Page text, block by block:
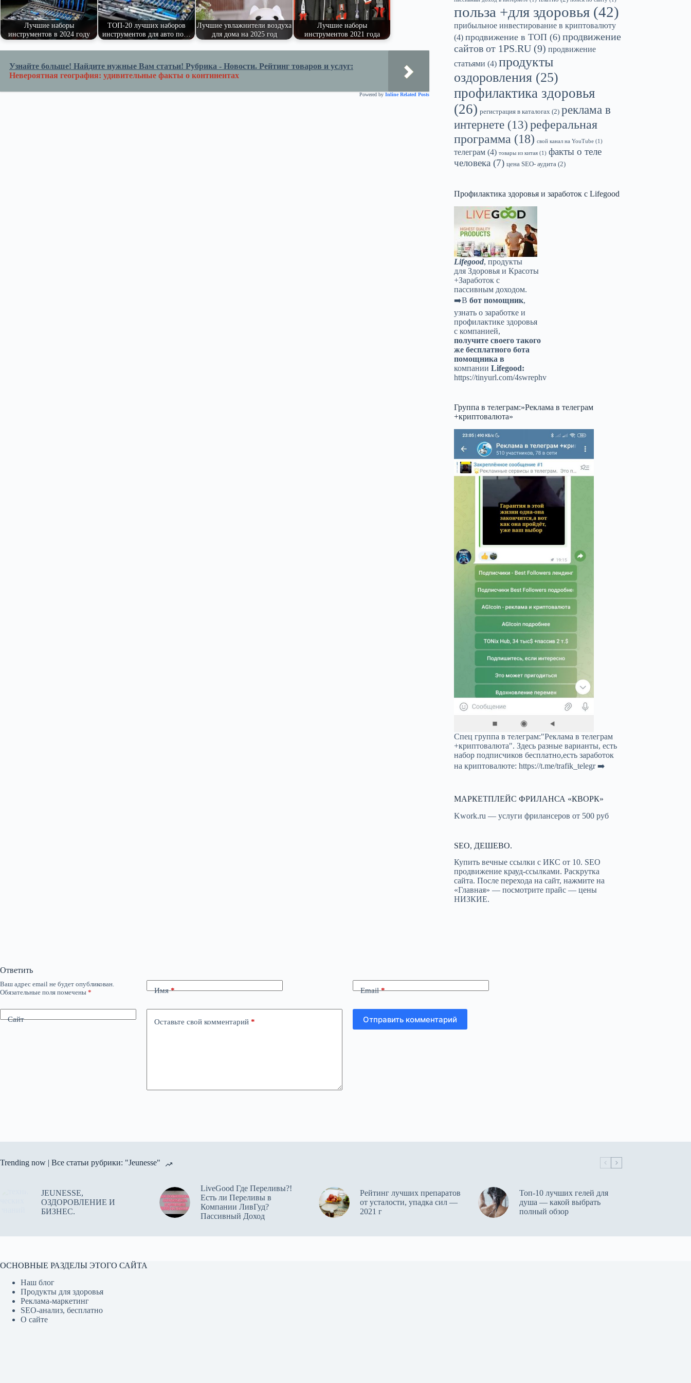
ni
ki
Лучшие наборы
инструментов в 2024 году
ТОП-20 лучших наборов
инструментов для авто по…
Лучшие увлажнители воздуха
для дома на 2025 год
Лучшие наборы
инструментов 2021 года
Узнайте больше! Найдите нужные Вам статьи! Рубрика - Новости. Рейтинг товаров и услуг:
Невероятная география: удивительные факты о континентах
Powered by Inline Related Posts
польза +для здоровья (42)
прибыльное инвестирование в криптовалюту
(4) продвижение в ТОП (6) продвижение
сайтов от 1PS.RU (9) продвижение
статьями (4) продукты
оздоровления (25)
профилактика здоровья
(26) регистрация в каталогах (2) реклама в
интернете (13) реферальная
программа (18) свой канал на YouTube (1)
телеграм (4) товары из китая (1) факты о теле
человека (7) цена SEO- аудита (2)
Профилактика здоровья и заработок с Lifegood
Lifegood, продукты
для Здоровья и Красоты
+Заработок с
пассивным доходом.
➡️Вбот помощник,
узнать о заработке и
профилактике здоровья
с компанией,
получите своего такого
же бесплатного бота
помощника в
компанииLifegood:
https://tinyurl.com/4swrephv
Группа в телеграм:»Реклама в телеграм
+криптовалюта»
Спец группа в телеграм:"Реклама в телеграм
+криптовалюта". Здесь разные варианты, есть
набор подписчиков бесплатно,есть заработок
на криптовалюте:https://t.me/trafik_telegr➡️
МАРКЕТПЛЕЙС ФРИЛАНСА «КВОРК»
Kwork.ru — услуги фрилансеров от 500 руб
SEO, ДЕШЕВО.
Купить вечные ссылки с ИКС от 10. SEO
продвижение крауд-ссылками. Раскрутка
сайта. После перехода на сайт, нажмите на
«Главная» — посмотрите прайс — цены
НИЗКИЕ.
Ответить
Ваш адрес email не будет опубликован.
Обязательные поля помечены * Имя* Email*
Сайт Оставьте свой комментарий * Отправить комментарий
Trending now | Все статьи рубрики: "Jeunesse"
JEUNESSE,
ОЗДОРОВЛЕНИЕ И
БИЗНЕС.
LiveGood Где Переливы?!
Есть ли Переливы в
Компании ЛивГуд?
Пассивный Доход
Рейтинг лучших препаратов
от усталости, упадка сил —
2021 г
Топ-10 лучших гелей для
душа — какой выбрать
полный обзор
ОСНОВНЫЕ РАЗДЕЛЫ ЭТОГО САЙТА
Наш блог
Продукты для здоровья
Реклама-маркетинг
SEO-анализ, бесплатно
О сайте